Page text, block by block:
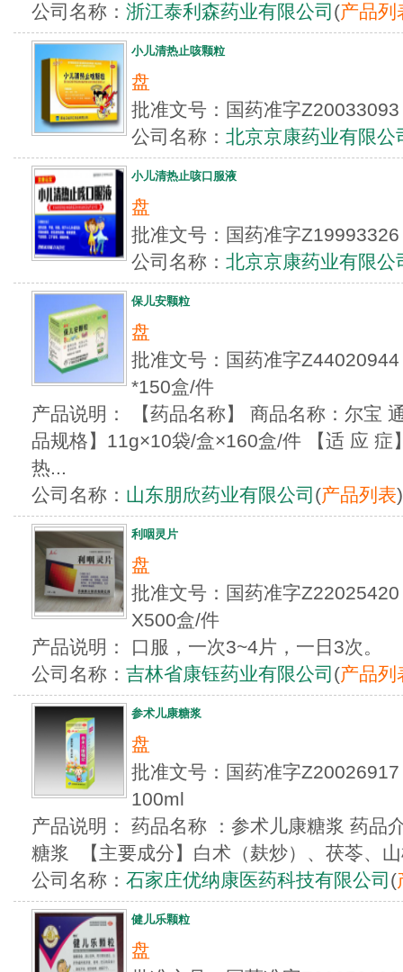
公司名称： 浙江泰利森药业有限公司 (产品列
小儿清热止咳颗粒
盘
批准文号：国药准字
公司名称： 北京京康药业有限公
小儿清热止咳口服液
盘
批准文号：国药准字
公司名称： 北京京康药业有限公
保儿安颗粒
盘
批准文号：国药准字
*150盒/件
产品说明： 【药品名称】 商品名称：尔宝
品规格】11g×10袋/盒×160盒/件 【适 应 症
热...
公司名称： 山东朋欣药业有限公司 (产品列表)
利咽灵片
盘
批准文号：国药准字
X500盒/件
产品说明： 口服，一次3~4片，一日3次。
公司名称： 吉林省康钰药业有限公司 (产品列
参术儿康糖浆
盘
批准文号：国药准字
100ml
产品说明： 药品名称 ：参术儿康糖浆 药
糖浆 【主要成分】白术（麸炒）、茯苓、
公司名称： 石家庄优纳康医药科技有限公司 (
健儿乐颗粒
盘